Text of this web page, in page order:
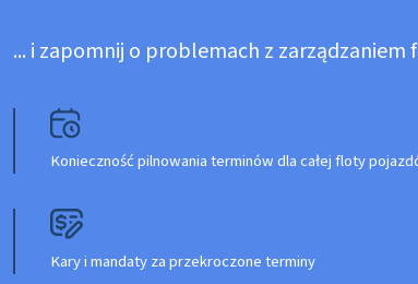
... i zapomnij o problemach z zarządzaniem
Konieczność pilnowania terminów dla całej floty
Kary i mandaty za przekroczone terminy